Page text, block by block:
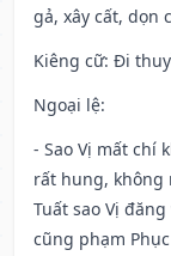
gả, xây cất, dọn
Kiêng cữ: Đi
Ngoại lệ:
- Sao Vị mất chí
rất hung, không
Tuất sao Vị
cũng phạm